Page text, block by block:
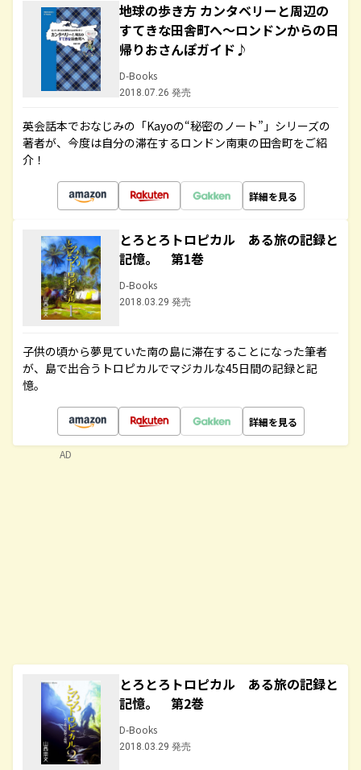
地球の歩き方 カンタベリーと周辺の
すてきな田舎町へ～ロンドンからの日
帰りおさんぽガイド♪
D-Books
2018.07.26 発売
英会話本でおなじみの「Kayoの“秘密のノート”」シリーズの
著者が、今度は自分の滞在するロンドン南東の田舎町をご紹
介！
詳細を見る
とろとろトロピカル ある旅の記録と
記憶。 第1巻
D-Books
2018.03.29 発売
子供の頃から夢見ていた南の島に滞在することになった筆者
が、島で出合うトロピカルでマジカルな45日間の記録と記
憶。
詳細を見る
とろとろトロピカル ある旅の記録と
記憶。 第2巻
D-Books
2018.03.29 発売
AD